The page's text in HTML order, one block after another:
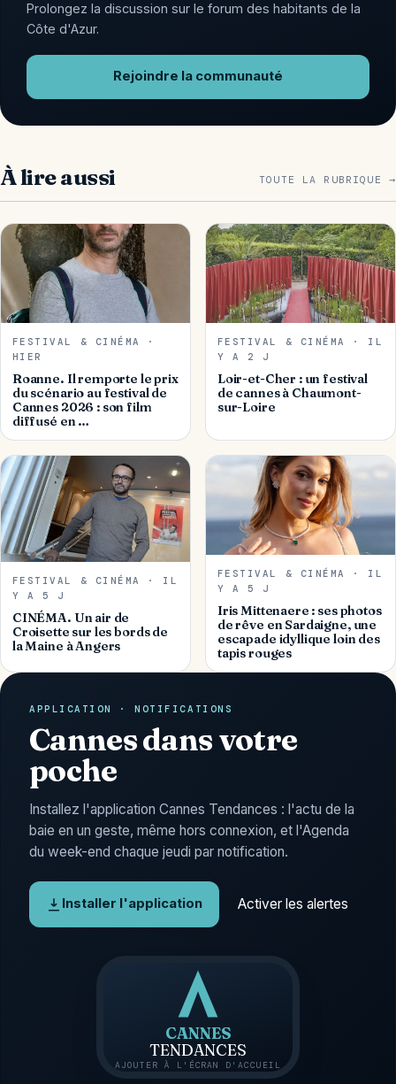
Prolongez la discussion sur le forum des habitants de la
Côte d'Azur.
Rejoindre la communauté
À lire aussi TOUTE LA RUBRIQUE →
FESTIVAL & CINÉMA ·
HIER
Roanne. Il remporte le prix
du scénario au festival de
Cannes 2026 : son film
diffusé en …
FESTIVAL & CINÉMA · IL
Y A 2 J
Loir-et-Cher : un festival
de cannes à Chaumont-
sur-Loire
FESTIVAL & CINÉMA · IL
Y A 5 J
CINÉMA. Un air de
Croisette sur les bords de
la Maine à Angers
FESTIVAL & CINÉMA · IL
Y A 5 J
Iris Mittenaere : ses photos
de rêve en Sardaigne, une
escapade idyllique loin des
tapis rouges
APPLICATION · NOTIFICATIONS
Cannes dans votre
poche
Installez l'application Cannes Tendances : l'actu de la
baie en un geste, même hors connexion, et l'Agenda
du week-end chaque jeudi par notification.
Installer l'application Activer les alertes
CANNES
TENDANCES
AJOUTER À L'ÉCRAN D'ACCUEIL